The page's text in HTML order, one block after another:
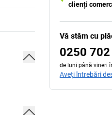
clienți
Vă stăm cu
0250
de luni până vineri
Aveți întrebări